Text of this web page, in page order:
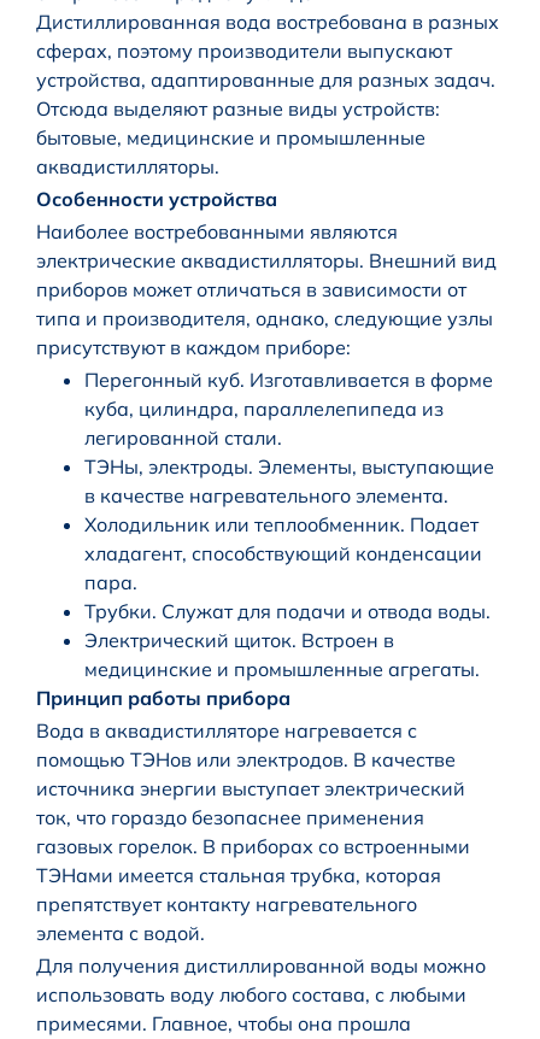
Дистиллированная вода востребована в разных
сферах, поэтому производители выпускают
устройства, адаптированные для разных задач.
Отсюда выделяют разные виды устройств:
бытовые, медицинские и промышленные
аквадистилляторы.
Особенности устройства
Наиболее востребованными являются
электрические аквадистилляторы. Внешний вид
приборов может отличаться в зависимости от
типа и производителя, однако, следующие узлы
присутствуют в каждом приборе:
Перегонный куб. Изготавливается в форме
куба, цилиндра, параллелепипеда из
легированной стали.
ТЭНы, электроды. Элементы, выступающие
в качестве нагревательного элемента.
Холодильник или теплообменник. Подает
хладагент, способствующий конденсации
пара.
Трубки. Служат для подачи и отвода воды.
Электрический щиток. Встроен в
медицинские и промышленные агрегаты.
Принцип работы прибора
Вода в аквадистилляторе нагревается с
помощью ТЭНов или электродов. В качестве
источника энергии выступает электрический
ток, что гораздо безопаснее применения
газовых горелок. В приборах со встроенными
ТЭНами имеется стальная трубка, которая
препятствует контакту нагревательного
элемента с водой.
Для получения дистиллированной воды можно
использовать воду любого состава, с любыми
примесями. Главное, чтобы она прошла